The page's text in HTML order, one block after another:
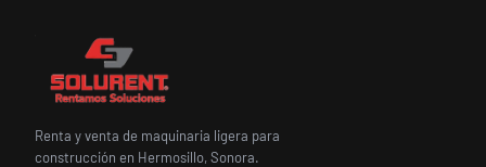
Renta y venta de maquinaria ligera para
construcción en Hermosillo, Sonora.